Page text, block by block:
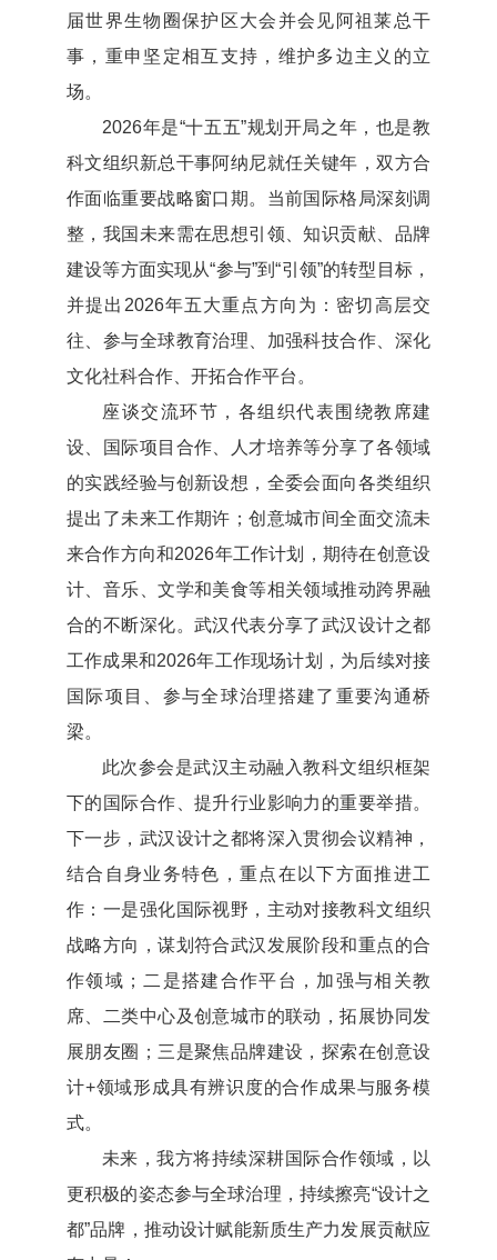
届世界生物圈保护区大会并会见阿祖莱总干
事，重申坚定相互支持，维护多边主义的立
场。
2026年是“十五五”规划开局之年，也是教
科文组织新总干事阿纳尼就任关键年，双方合
作面临重要战略窗口期。当前国际格局深刻调
整，我国未来需在思想引领、知识贡献、品牌
建设等方面实现从“参与”到“引领”的转型目标，
并提出2026年五大重点方向为：密切高层交
往、参与全球教育治理、加强科技合作、深化
文化社科合作、开拓合作平台。
座谈交流环节，各组织代表围绕教席建
设、国际项目合作、人才培养等分享了各领域
的实践经验与创新设想，全委会面向各类组织
提出了未来工作期许；创意城市间全面交流未
来合作方向和2026年工作计划，期待在创意设
计、音乐、文学和美食等相关领域推动跨界融
合的不断深化。武汉代表分享了武汉设计之都
工作成果和2026年工作现场计划，为后续对接
国际项目、参与全球治理搭建了重要沟通桥
梁。
此次参会是武汉主动融入教科文组织框架
下的国际合作、提升行业影响力的重要举措。
下一步，武汉设计之都将深入贯彻会议精神，
结合自身业务特色，重点在以下方面推进工
作：一是强化国际视野，主动对接教科文组织
战略方向，谋划符合武汉发展阶段和重点的合
作领域；二是搭建合作平台，加强与相关教
席、二类中心及创意城市的联动，拓展协同发
展朋友圈；三是聚焦品牌建设，探索在创意设
计+领域形成具有辨识度的合作成果与服务模
式。
未来，我方将持续深耕国际合作领域，以
更积极的姿态参与全球治理，持续擦亮“设计之
都”品牌，推动设计赋能新质生产力发展贡献应